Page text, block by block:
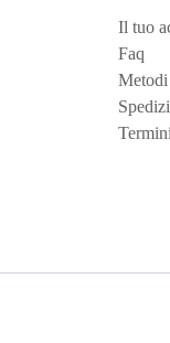
Il tuo
Faq
Metodi